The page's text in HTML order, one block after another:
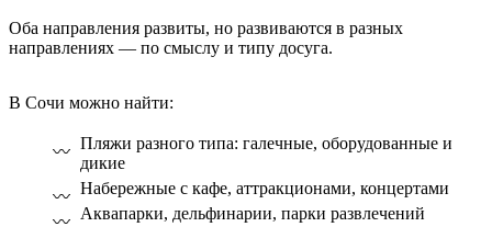
Оба направления развиты, но развиваются в разных
направлениях — по смыслу и типу досуга.
В Сочи можно найти:
Пляжи разного типа: галечные, оборудованные и
дикие
Набережные с кафе, аттракционами, концертами
Аквапарки, дельфинарии, парки развлечений